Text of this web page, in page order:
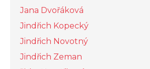
Jana Dvořáková
Jindřich Kopecký
Jindřich Novotný
Jindřich Zeman